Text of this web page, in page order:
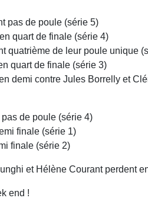
pas de poule (série 5)
quart de finale (série 4)
quatrième de leur poule unique
quart de finale (série 3)
demi contre Jules Borrelly et
de poule (série 4)
finale (série 1)
finale (série 2)
et Hélène Courant perdent
end !